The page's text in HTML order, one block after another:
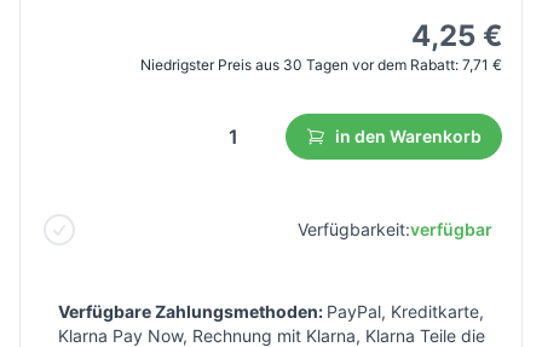
4,25 €
Niedrigster Preis aus 30 Tagen vor dem Rabatt: 7,71 €
in den Warenkorb
Verfügbarkeit:verfügbar
Verfügbare Zahlungsmethoden: PayPal, Kreditkarte,
Klarna Pay Now, Rechnung mit Klarna, Klarna Teile die